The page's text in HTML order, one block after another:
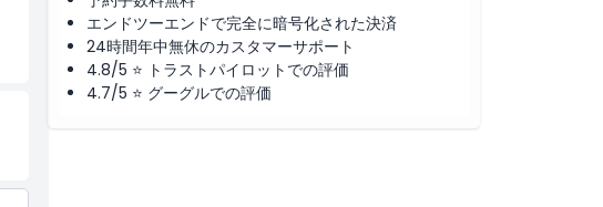
エンドツーエンドで完全に暗号化された決済
24時間年中無休のカスタマーサポート
4.8/5 ⭐ トラストパイロットでの評価
4.7/5 ⭐ グーグルでの評価